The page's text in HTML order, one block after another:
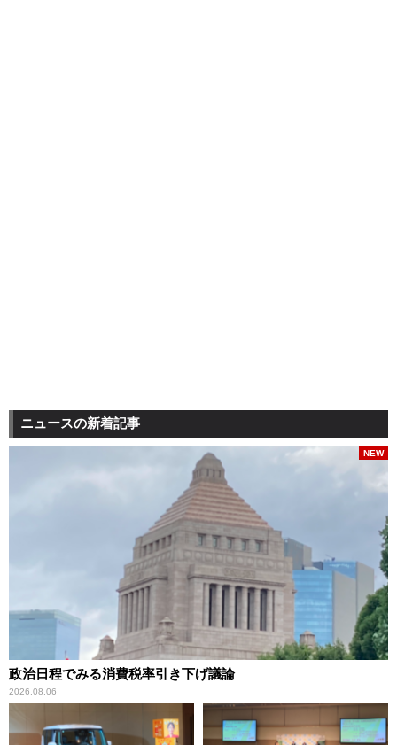
ニュースの新着記事
政治日程でみる消費税率引き下げ議論
2026.08.06
NEW